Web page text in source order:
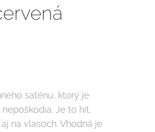
saténu, ktorý je
Je to hit,
na vlasoch. Vhodná je